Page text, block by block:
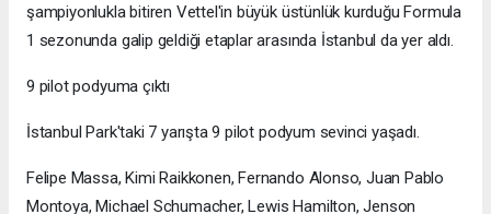
şampiyonlukla bitiren Vettel'in büyük üstünlük kurduğu Formula
1 sezonunda galip geldiği etaplar arasında İstanbul da yer aldı.
9 pilot podyuma çıktı
İstanbul Park'taki 7 yarışta 9 pilot podyum sevinci yaşadı.
Felipe Massa, Kimi Raikkonen, Fernando Alonso, Juan Pablo
Montoya, Michael Schumacher, Lewis Hamilton, Jenson